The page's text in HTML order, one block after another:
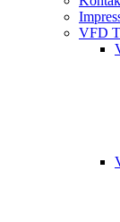
VFD